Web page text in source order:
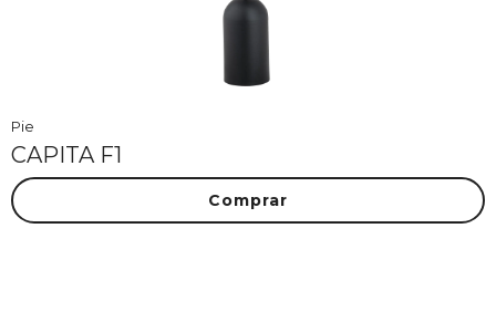
Pie
CAPITA F1
Comprar